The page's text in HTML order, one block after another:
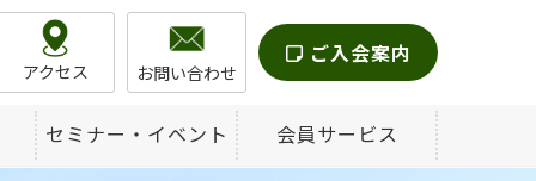
アクセス お問い合わせ
ご入会案内
セミナー・イベント 会員サービス